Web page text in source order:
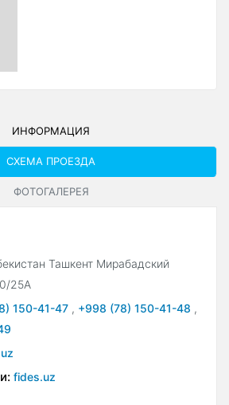
ИНФОРМАЦИЯ
СХЕМА ПРОЕЗДА
ФОТОГАЛЕРЕЯ
Ташкент Мирабадский
25А
150-41-47 , +998 (78) 150-41-48 ,
fides.uz